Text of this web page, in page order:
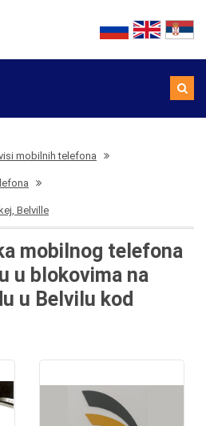
mobilnih telefona
Belville
mobilnog telefona
u blokovima na
u Belvilu kod